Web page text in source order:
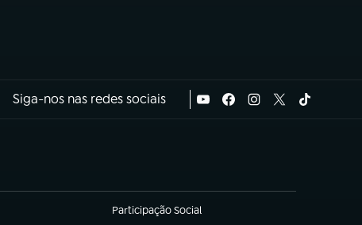
Siga-nos nas redes sociais
Participação Social
(abre em nova aba)